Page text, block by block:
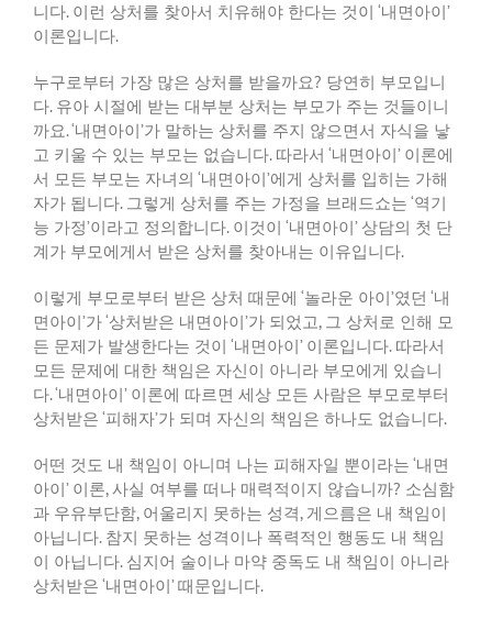
니다. 이런 상처를 찾아서 치유해야 한다는 것이 ‘내면아이’
이론입니다.
누구로부터 가장 많은 상처를 받을까요? 당연히 부모입니
다. 유아 시절에 받는 대부분 상처는 부모가 주는 것들이니
까요. ‘내면아이’가 말하는 상처를 주지 않으면서 자식을 낳
고 키울 수 있는 부모는 없습니다. 따라서 ‘내면아이’ 이론에
서 모든 부모는 자녀의 ‘내면아이’에게 상처를 입히는 가해
자가 됩니다. 그렇게 상처를 주는 가정을 브래드쇼는 ‘역기
능 가정’이라고 정의합니다. 이것이 ‘내면아이’ 상담의 첫 단
계가 부모에게서 받은 상처를 찾아내는 이유입니다.
이렇게 부모로부터 받은 상처 때문에 ‘놀라운 아이’였던 ‘내
면아이’가‘상처받은 내면아이’가 되었고, 그 상처로 인해 모
든 문제가 발생한다는 것이 ‘내면아이’ 이론입니다. 따라서
모든 문제에 대한 책임은 자신이 아니라 부모에게 있습니
다. ‘내면아이’ 이론에 따르면 세상 모든 사람은 부모로부터
상처받은 ‘피해자’가 되며 자신의 책임은 하나도 없습니다.
어떤 것도 내 책임이 아니며 나는 피해자일 뿐이라는 ‘내면
아이’ 이론,사실 여부를 떠나 매력적이지 않습니까? 소심함
과 우유부단함, 어울리지 못하는 성격, 게으름은 내 책임이
아닙니다. 참지 못하는 성격이나 폭력적인 행동도 내 책임
이 아닙니다. 심지어 술이나 마약 중독도 내 책임이 아니라
상처받은 ‘내면아이’때문입니다.